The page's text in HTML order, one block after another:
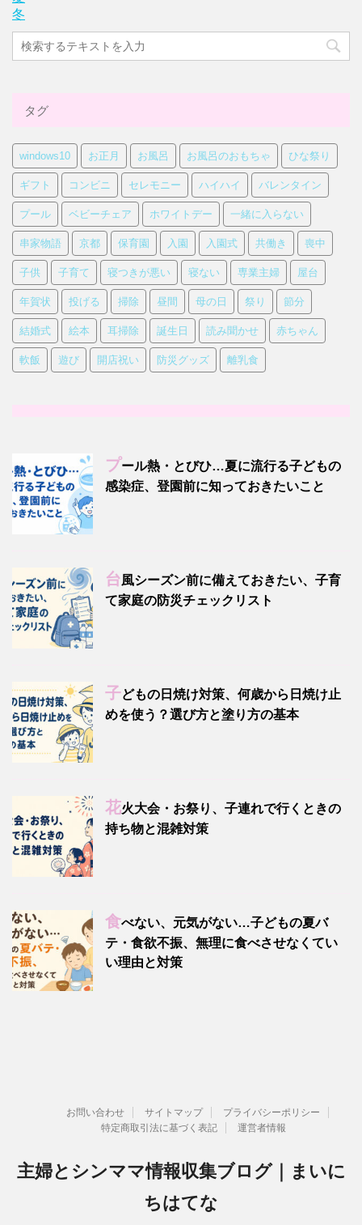
冬
タグ
windows10 お正月 お風呂 お風呂のおもちゃ ひな祭り
ギフト コンビニ セレモニー ハイハイ バレンタイン
プール ベビーチェア ホワイトデー 一緒に入らない
串家物語 京都 保育園 入園 入園式 共働き 喪中
子供 子育て 寝つきが悪い 寝ない 専業主婦 屋台
年賀状 投げる 掃除 昼間 母の日 祭り 節分
結婚式 絵本 耳掃除 誕生日 読み聞かせ 赤ちゃん
軟飯 遊び 開店祝い 防災グッズ 離乳食
プール熱・とびひ…夏に流行る子どもの
感染症、登園前に知っておきたいこと
台風シーズン前に備えておきたい、子育
て家庭の防災チェックリスト
子どもの日焼け対策、何歳から日焼け止
めを使う？選び方と塗り方の基本
花火大会・お祭り、子連れで行くときの
持ち物と混雑対策
食べない、元気がない…子どもの夏バ
テ・食欲不振、無理に食べさせなくてい
い理由と対策
お問い合わせ サイトマップ
プライバシーポリシー
特定商取引法に基づく表記
運営者情報
主婦とシンママ情報収集ブログ｜まいに
ちはてな